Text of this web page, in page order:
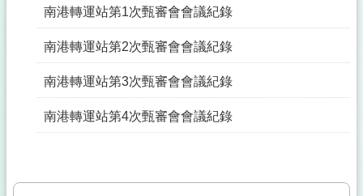
南港轉運站第1次甄審會會議紀錄
南港轉運站第2次甄審會會議紀錄
南港轉運站第3次甄審會會議紀錄
南港轉運站第4次甄審會會議紀錄